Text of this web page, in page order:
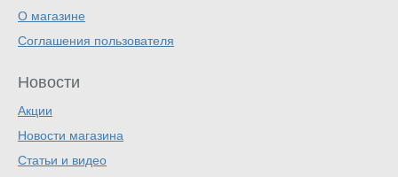
О магазине
Соглашения пользователя
Новости
Акции
Новости магазина
Статьи и видео